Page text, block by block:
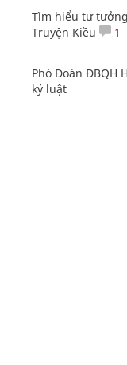
Tìm hiểu tư
Truyện Kiều
1
Phó Đoàn ĐBQH
kỷ luật